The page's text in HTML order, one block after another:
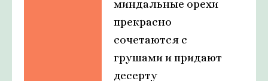
миндальные орехи
прекрасно
сочетаются с
грушами и придают
десерту